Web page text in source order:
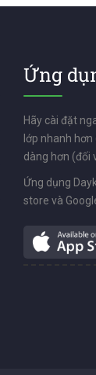
Ứng
Hãy cài đặt
lớp nhanh
dàng hơn (đối
Ứng dụng
store và